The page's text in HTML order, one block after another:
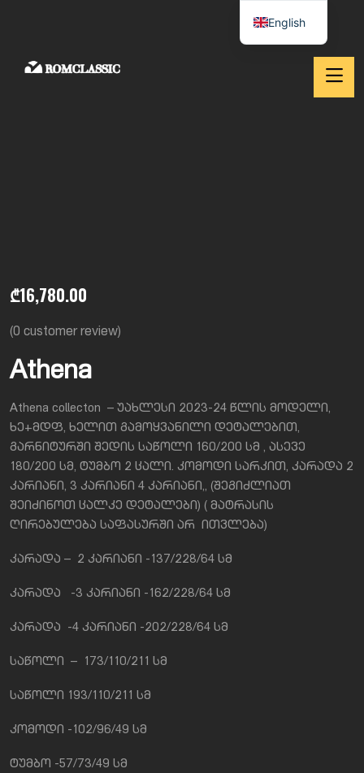
₾16,780.00
(0 customer review)
Athena
Athena collecton – უახლესი 2023-24 წლის მოდელი,
ხე+მდფ, ხელით გამოყვანილი დეტალებით,
გარნიტურში შედის საწოლი 160/200 სმ , ასევე
180/200 სმ, ტუმბო 2 ცალი. კომოდი სარკით, კარადა 2
კარიანი, 3 კარიანი 4 კარიანი,, (შეგიძლიათ
შეიძინოთ ცალკე დეტალები) ( მატრასის
ღირებულება საფასურში არ ითვლება)
კარადა – 2 კარიანი -137/228/64 სმ
კარადა -3 კარიანი -162/228/64 სმ
კარადა -4 კარიანი -202/228/64 სმ
საწოლი – 173/110/211 სმ
საწოლი 193/110/211 სმ
კომოდი -102/96/49 სმ
ტუმბო -57/73/49 სმ
English